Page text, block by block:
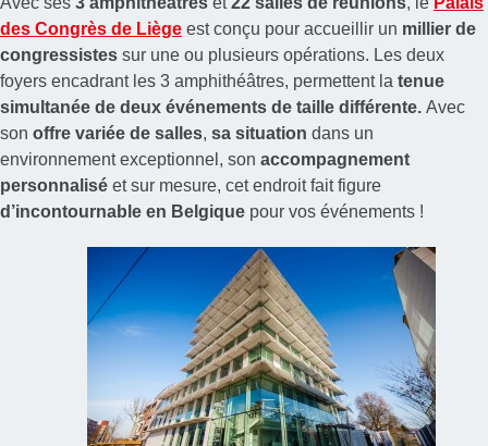
des Congrès de Liège est conçu pour accueillir un millier de
congressistes sur une ou plusieurs opérations. Les deux
foyers encadrant les 3 amphithéâtres, permettent la tenue
simultanée de deux événements de taille différente. Avec
son offre variée de salles, sa situation dans un
environnement exceptionnel, son accompagnement
personnalisé et sur mesure, cet endroit fait figure
d’incontournable en Belgique pour vos événements !